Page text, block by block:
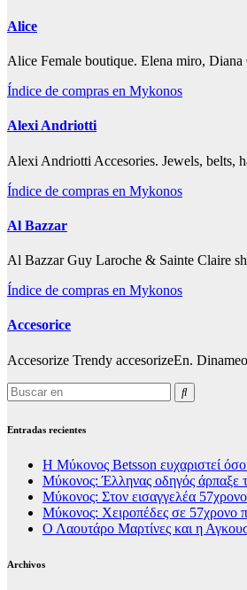
Alice
Alice Female boutique. Elena miro,
Índice de compras en Mykonos
Alexi Andriotti
Alexi Andriotti Accesories. Jewels, belts,
Índice de compras en Mykonos
Al Bazzar
Al Bazzar Guy Laroche & Sainte Claire
Índice de compras en Mykonos
Accesorice
Accesorize Trendy accesorizeEn.
Entradas recientes
Η Μύκονος Betsson ευχαριστεί
Μύκονος: Έλληνας οδηγός άρπαξε
Μύκονος: Στον εισαγγελέα
Μύκονος: Χειροπέδες σε 57χρονο
Ο Λαουτάρο Μαρτίνες και η
Archivos